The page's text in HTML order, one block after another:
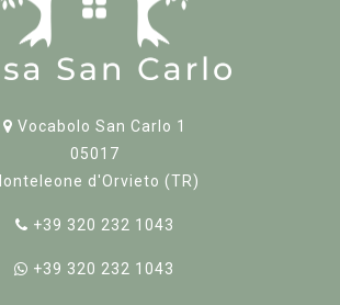
Vocabolo San Carlo 1
05017
d'Orvieto (TR)
+39 320 232 1043
+39 320 232 1043